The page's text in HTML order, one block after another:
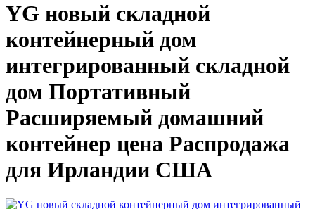
YG новый складной
контейнерный дом
интегрированный складной
дом Портативный
Расширяемый домашний
контейнер цена Распродажа
для Ирландии США